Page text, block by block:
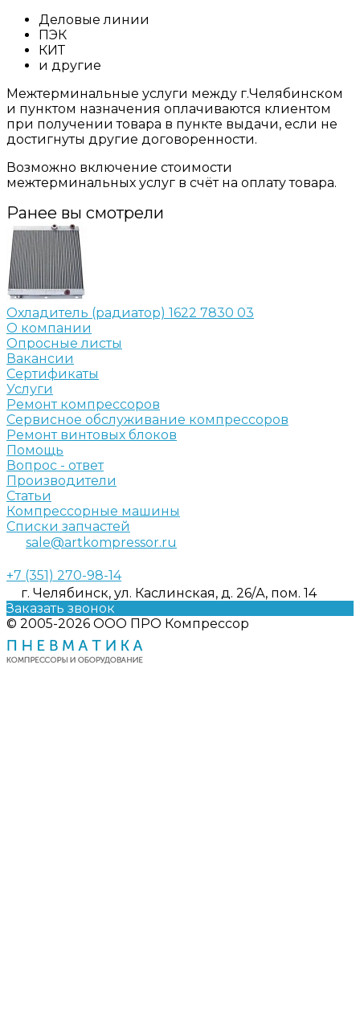
Деловые линии
ПЭК
КИТ
и другие
Межтерминальные услуги между г.Челябинском
и пунктом назначения оплачиваются клиентом
при получении товара в пункте выдачи, если не
достигнуты другие договоренности.
Возможно включение стоимости
межтерминальных услуг в счёт на оплату товара.
Ранее вы смотрели
Охладитель (радиатор) 1622 7830 03
О компании
Опросные листы
Вакансии
Сертификаты
Услуги
Ремонт компрессоров
Сервисное обслуживание компрессоров
Ремонт винтовых блоков
Помощь
Вопрос - ответ
Производители
Статьи
Компрессорные машины
Списки запчастей
sale@artkompressor.ru
+7 (351) 270-98-14
г. Челябинск, ул. Каслинская, д. 26/А, пом. 14
Заказать звонок
© 2005-2026 ООО ПРО Компрессор